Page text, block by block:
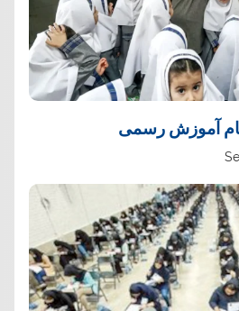
آموزش رسمی